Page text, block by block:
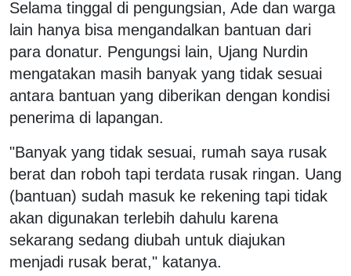
Selama tinggal di pengungsian, Ade dan warga
lain hanya bisa mengandalkan bantuan dari
para donatur. Pengungsi lain, Ujang Nurdin
mengatakan masih banyak yang tidak sesuai
antara bantuan yang diberikan dengan kondisi
penerima di lapangan.
"Banyak yang tidak sesuai, rumah saya rusak
berat dan roboh tapi terdata rusak ringan. Uang
(bantuan) sudah masuk ke rekening tapi tidak
akan digunakan terlebih dahulu karena
sekarang sedang diubah untuk diajukan
menjadi rusak berat," katanya.